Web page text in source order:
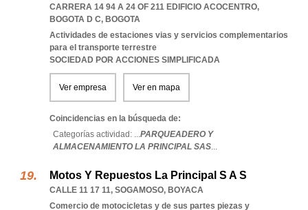
CARRERA 14 94 A 24 OF 211 EDIFICIO ACOCENTRO,
BOGOTA D C, BOGOTA
Actividades de estaciones vias y servicios complementarios
para el transporte terrestre
SOCIEDAD POR ACCIONES SIMPLIFICADA
Ver empresa Ver en mapa
Coincidencias en la búsqueda de:
Categorías actividad: ...PARQUEADERO Y
ALMACENAMIENTO LA PRINCIPAL SAS...
Motos Y Repuestos La Principal S A S
CALLE 11 17 11, SOGAMOSO, BOYACA
Comercio de motocicletas y de sus partes piezas y